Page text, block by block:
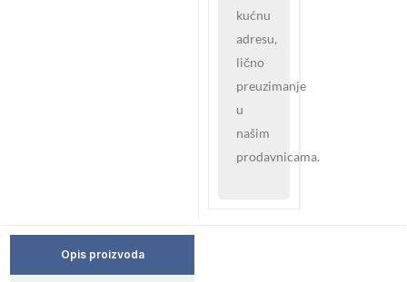
kućnu
adresu,
lično
preuzimanje
u
našim
prodavnicama.
Opis proizvoda